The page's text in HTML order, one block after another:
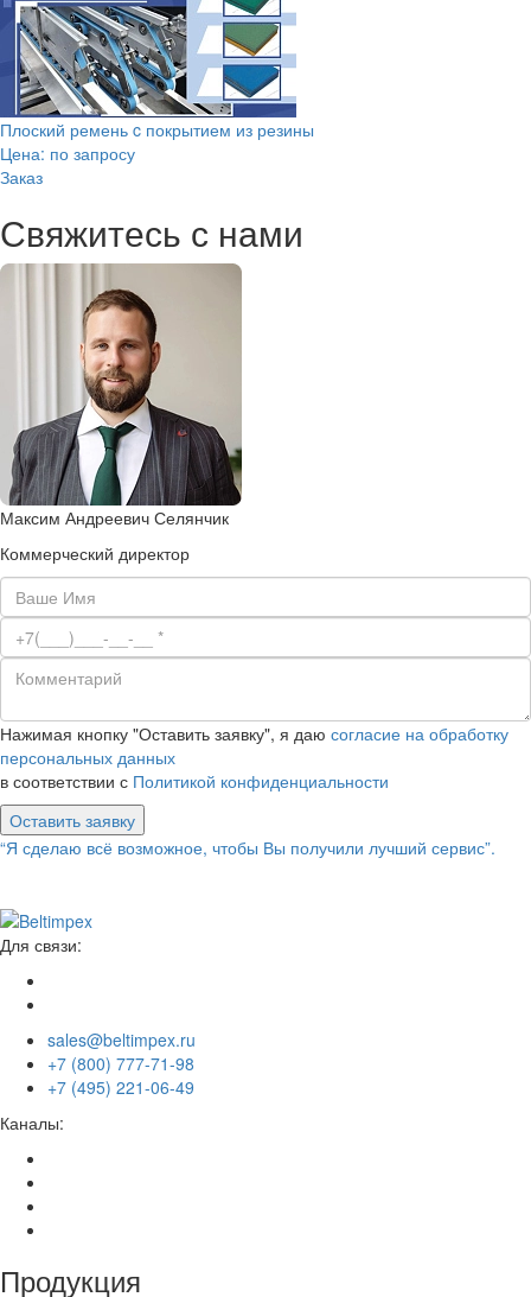
Плоский ремень c покрытием из резины
Цена: по запросу
Заказ
Свяжитесь с нами
Максим Андреевич Селянчик
Коммерческий директор
Нажимая кнопку "Оставить заявку", я даю согласие на обработку
персональных данных
в соответствии с Политикой конфиденциальности
Оставить заявку
“Я сделаю всё возможное, чтобы Вы получили лучший сервис”.
Для связи:
sales@beltimpex.ru
+7 (800) 777-71-98
+7 (495) 221-06-49
Каналы:
Продукция